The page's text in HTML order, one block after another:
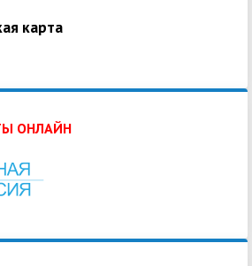
карта
ОНЛАЙН